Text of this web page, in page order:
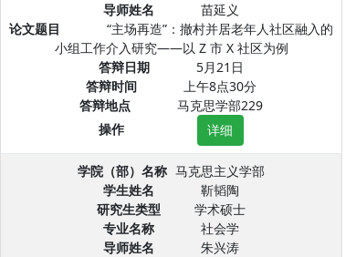
导师姓名
苗延义
论文题目
“主场再造”：撤村并居老年人社区融入的
小组工作介入研究——以 Z 市 X 社区为例
答辩日期
5月21日
答辩时间
上午8点30分
答辩地点
马克思学部229
操作
详细
学院（部）名称 马克思主义学部
学生姓名
靳韬陶
研究生类型
学术硕士
专业名称
社会学
导师姓名
朱兴涛